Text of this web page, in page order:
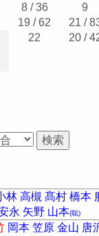
8 / 36
9
19 / 62
21 /
22 20 /
林 高槻 髙村 橋本
永 矢野 山本(聡)
岡本 笠原 金山 唐